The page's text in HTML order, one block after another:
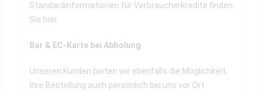
Standardinformationen für Verbraucherkredite finden
Sie hier.
Bar & EC-Karte bei Abholung
Unseren Kunden bieten wir ebenfalls die Möglichkeit,
Ihre Bestellung auch persönlich bei uns vor Ort